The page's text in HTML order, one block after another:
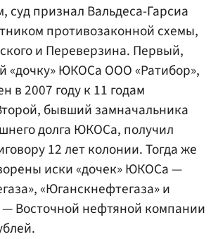
суд признал Вальдеса-Гарсиа
противозаконной схемы,
и Переверзина. Первый,
«дочку» ЮКОСа ООО «Ратибор»,
в 2007 году к 11 годам
бывший замначальника
долга ЮКОСа, получил
12 лет колонии. Тогда же
иски «дочек» ЮКОСа —
«Юганскнефтегаза» и
Восточной нефтяной компании